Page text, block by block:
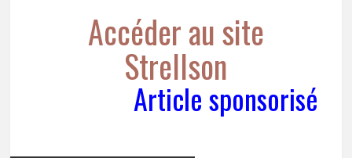
Accéder au site
Strellson
Article sponsorisé